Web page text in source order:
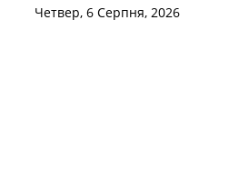
Четвер, 6 Серпня, 2026